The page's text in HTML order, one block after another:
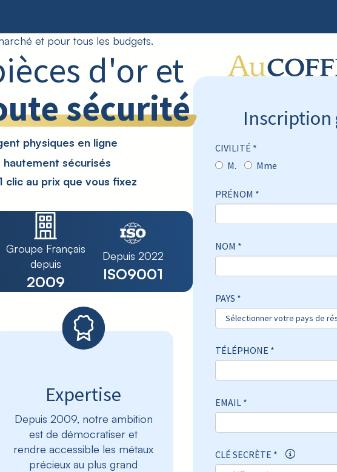
et pour tous les budgets.
d'or et
sécurité
physiques en ligne
sécurisés
clic au prix que vous fixez
Groupe Français
depuis
2009
Depuis 2022
ISO9001
Expertise
Depuis 2009, notre ambition
est de démocratiser et
rendre accessible les métaux
précieux au plus grand
Inscription
CIVILITÉ *
M.
Mme
PRÉNOM *
NOM *
PAYS *
TÉLÉPHONE *
EMAIL *
CLÉ SECRÈTE *